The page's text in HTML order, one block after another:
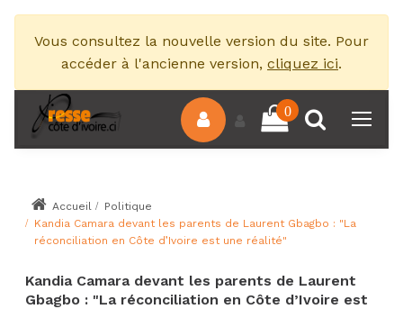
Vous consultez la nouvelle version du site. Pour
accéder à l'ancienne version, cliquez ici.
0
Accueil
Politique
Kandia Camara devant les parents de Laurent Gbagbo : "La
réconciliation en Côte d’Ivoire est une réalité"
Kandia Camara devant les parents de Laurent
Gbagbo : "La réconciliation en Côte d’Ivoire est